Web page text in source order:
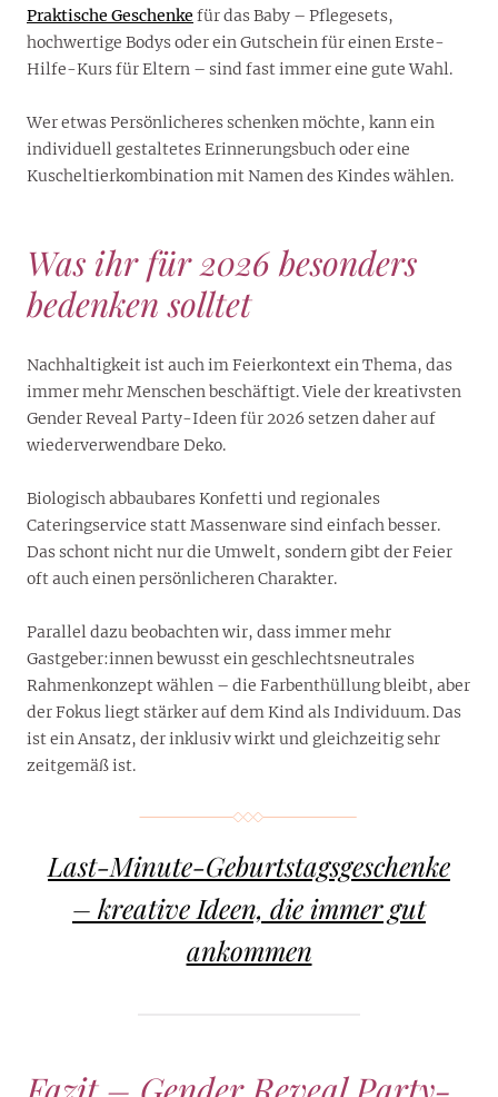
Praktische Geschenke für das Baby – Pflegesets,
hochwertige Bodys oder ein Gutschein für einen Erste-
Hilfe-Kurs für Eltern – sind fast immer eine gute Wahl.
Wer etwas Persönlicheres schenken möchte, kann ein
individuell gestaltetes Erinnerungsbuch oder eine
Kuscheltierkombination mit Namen des Kindes wählen.
Was ihr für 2026 besonders
bedenken solltet
Nachhaltigkeit ist auch im Feierkontext ein Thema, das
immer mehr Menschen beschäftigt. Viele der kreativsten
Gender Reveal Party-Ideen für 2026 setzen daher auf
wiederverwendbare Deko.
Biologisch abbaubares Konfetti und regionales
Cateringservice statt Massenware sind einfach besser.
Das schont nicht nur die Umwelt, sondern gibt der Feier
oft auch einen persönlicheren Charakter.
Parallel dazu beobachten wir, dass immer mehr
Gastgeber:innen bewusst ein geschlechtsneutrales
Rahmenkonzept wählen – die Farbenthüllung bleibt, aber
der Fokus liegt stärker auf dem Kind als Individuum. Das
ist ein Ansatz, der inklusiv wirkt und gleichzeitig sehr
zeitgemäß ist.
Last-Minute-Geburtstagsgeschenke
– kreative Ideen, die immer gut
ankommen